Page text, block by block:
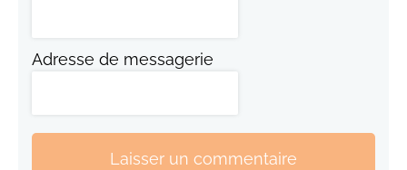
Adresse de messagerie
Laisser un commentaire